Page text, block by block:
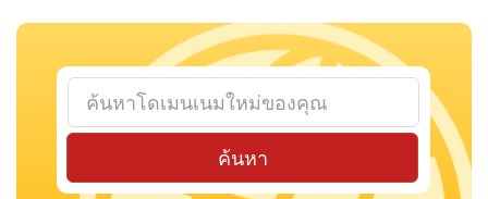
ค้นหา